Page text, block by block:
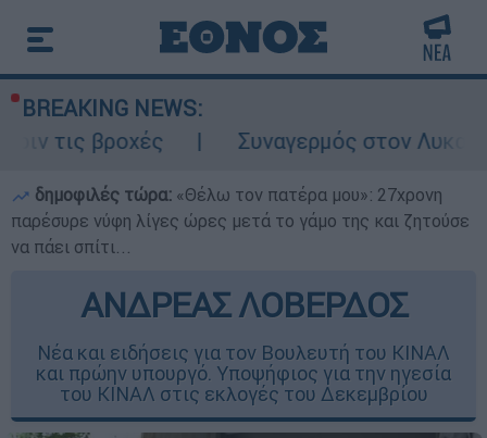
BREAKING NEWS:
Συναγερμός στον Λυκαβηττό:
δημοφιλές τώρα: «Θέλω τον πατέρα μου»: 27χρονη
παρέσυρε νύφη λίγες ώρες μετά το γάμο της και ζητούσε
να πάει σπίτι...
ΑΝΔΡΕΑΣ ΛΟΒΕΡΔΟΣ
Νέα και ειδήσεις για τον Βουλευτή του ΚΙΝΑΛ
και πρώην υπουργό. Υποψήφιος για την ηγεσία
του ΚΙΝΑΛ στις εκλογές του Δεκεμβρίου